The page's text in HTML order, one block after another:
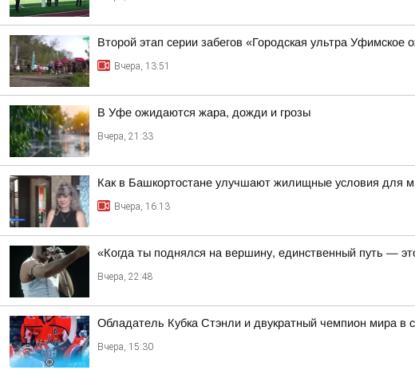
Второй этап серии забегов «Городская ультра Уфимское
Вчера, 13:51
В Уфе ожидаются жара, дожди и грозы
Вчера, 21:33
Как в Башкортостане улучшают жилищные условия для
Вчера, 16:13
«Когда ты поднялся на вершину, единственный путь —
Вчера, 22:48
Обладатель Кубка Стэнли и двукратный чемпион мира в
Вчера, 15:30